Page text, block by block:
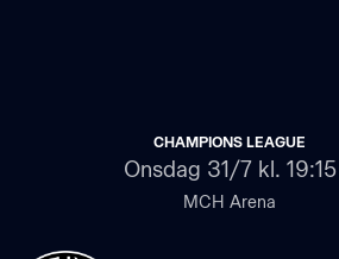
CHAMPIONS LEAGUE
Onsdag 31/7 kl. 19:15
MCH Arena